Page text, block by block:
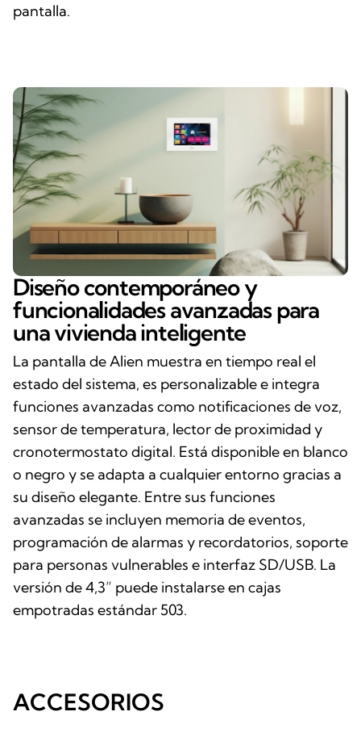
pantalla.
Diseño contemporáneo y
funcionalidades avanzadas para
una vivienda inteligente
La pantalla de Alien muestra en tiempo real el
estado del sistema, es personalizable e integra
funciones avanzadas como notificaciones de voz,
sensor de temperatura, lector de proximidad y
cronotermostato digital. Está disponible en blanco
o negro y se adapta a cualquier entorno gracias a
su diseño elegante. Entre sus funciones
avanzadas se incluyen memoria de eventos,
programación de alarmas y recordatorios, soporte
para personas vulnerables e interfaz SD/USB. La
versión de 4,3” puede instalarse en cajas
empotradas estándar 503.
ACCESORIOS